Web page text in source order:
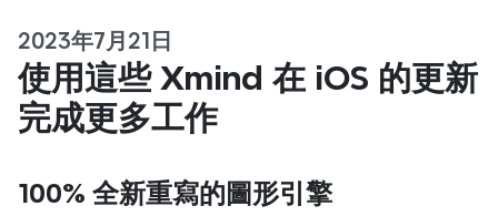
2023年7月21日
使用這些 Xmind 在 iOS 的更新
完成更多工作
100% 全新重寫的圖形引擎